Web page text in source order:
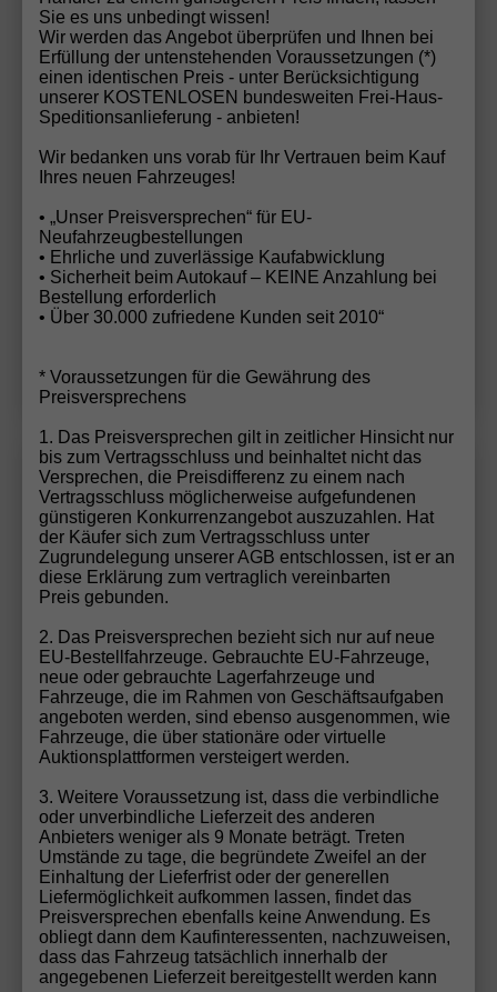
UVL: 4 - 5 Monate 19.740,– €
ab 153,– € mtl.
70 kW (95 PS), 999 cm³, 3 Zylinder, Schalt. 5-Gang,
Frontantrieb, Verbrennungsmotor (ICE), Benzin,
Kraftstoffverbrauch kombiniert 5,5 l/100km (WLTP),
CO₂-Emission kombiniert 125.00 g/km (WLTP), CO₂-
Klasse D, Garantieleistung: Fahrzeuggarantie vom
Hersteller, Fahrzeugnr.: 31602
Skoda Scala Wir rufen Sie an!
PDF-Datei,
LED SHZ PDC VirtC LaneA Gar5J/100k Reserve
UVL:11.09.2026 19.791,– €
incl. 19% MwSt.
ab 154,– € mtl.
Sie es uns unbedingt wissen!
Wir werden das Angebot überprüfen und Ihnen bei
Erfüllung der untenstehenden Voraussetzungen (*)
einen identischen Preis - unter Berücksichtigung
unserer KOSTENLOSEN bundesweiten Frei-Haus-
Speditionsanlieferung - anbieten!
Wir bedanken uns vorab für Ihr Vertrauen beim Kauf
Ihres neuen Fahrzeuges!
• „Unser Preisversprechen“ für EU-
Neufahrzeugbestellungen
• Ehrliche und zuverlässige Kaufabwicklung
• Sicherheit beim Autokauf – KEINE Anzahlung bei
Bestellung erforderlich
• Über 30.000 zufriedene Kunden seit 2010“
* Voraussetzungen für die Gewährung des
Preisversprechens
1. Das Preisversprechen gilt in zeitlicher Hinsicht nur
bis zum Vertragsschluss und beinhaltet nicht das
Versprechen, die Preisdifferenz zu einem nach
Vertragsschluss möglicherweise aufgefundenen
günstigeren Konkurrenzangebot auszuzahlen. Hat
der Käufer sich zum Vertragsschluss unter
Zugrundelegung unserer AGB entschlossen, ist er an
diese Erklärung zum vertraglich vereinbarten
Preis gebunden.
2. Das Preisversprechen bezieht sich nur auf neue
EU-Bestellfahrzeuge. Gebrauchte EU-Fahrzeuge,
neue oder gebrauchte Lagerfahrzeuge und
Fahrzeuge, die im Rahmen von Geschäftsaufgaben
angeboten werden, sind ebenso ausgenommen, wie
Fahrzeuge, die über stationäre oder virtuelle
Auktionsplattformen versteigert werden.
3. Weitere Voraussetzung ist, dass die verbindliche
oder unverbindliche Lieferzeit des anderen
Anbieters weniger als 9 Monate beträgt. Treten
Umstände zu tage, die begründete Zweifel an der
Einhaltung der Lieferfrist oder der generellen
Liefermöglichkeit aufkommen lassen, findet das
Preisversprechen ebenfalls keine Anwendung. Es
obliegt dann dem Kaufinteressenten, nachzuweisen,
dass das Fahrzeug tatsächlich innerhalb der
angegebenen Lieferzeit bereitgestellt werden kann